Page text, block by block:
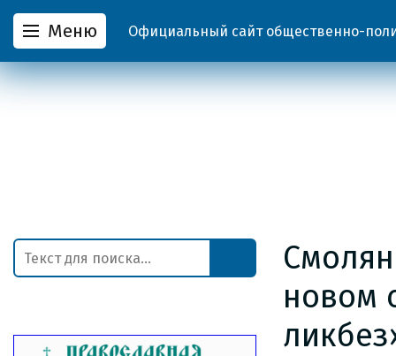
Меню Официальный сайт общественно-
новом